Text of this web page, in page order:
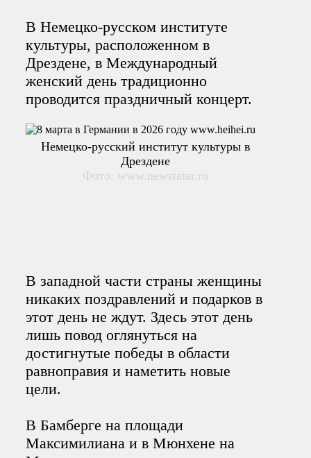
В Немецко-русском институте
культуры, расположенном в
Дрездене, в Международный
женский день традиционно
проводится праздничный концерт.
Немецко-русский институт культуры в
Дрездене
Фото: www.newstatar.ru
В западной части страны женщины
никаких поздравлений и подарков в
этот день не ждут. Здесь этот день
лишь повод оглянуться на
достигнутые победы в области
равноправия и наметить новые
цели.
В Бамберге на площади
Максимилиана и в Мюнхене на